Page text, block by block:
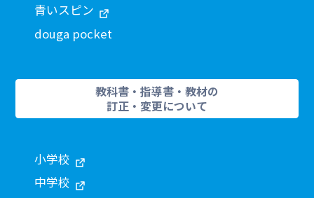
青いスピン
douga pocket
教科書・指導書・教材の
訂正・変更について
小学校
中学校